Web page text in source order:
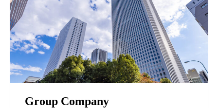
Group Company